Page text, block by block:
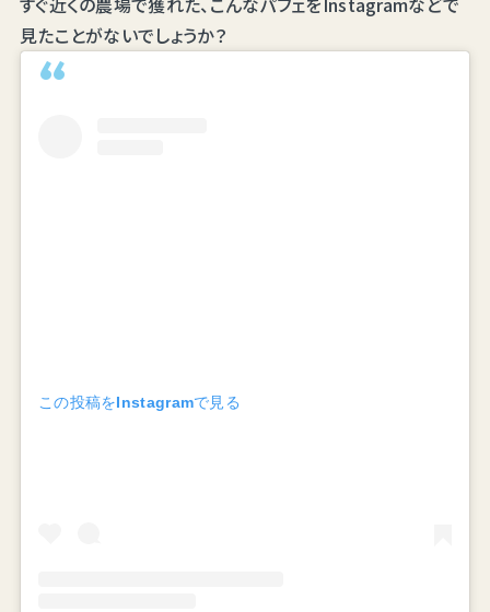
見たことがないでしょうか？
この投稿をInstagramで見る